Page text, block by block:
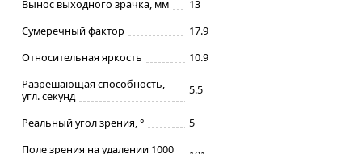
Вынос выходного зрачка, мм
13
Сумеречный фактор
17.9
Относительная яркость
10.9
Разрешающая способность,
угл. секунд
5.5
Реальный угол зрения, °
5
Поле зрения на удалении 1000